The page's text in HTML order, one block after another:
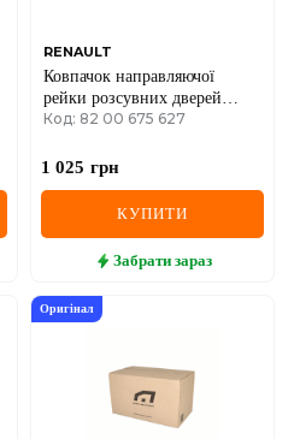
RENAULT
Ковпачок направляючої
рейки розсувних дверей
ПРАВИЙ (пластиковий
01->14
Код: 82 00 675 627
1 025 грн
КУПИТИ
Забрати зараз
Оригінал